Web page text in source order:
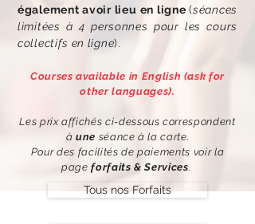
également avoir lieu en ligne(séances
limitées à 4 personnes pour les cours
collectifs en ligne).
Courses available in English (ask for
other languages).
Les prix affichés ci-dessous correspondent
à une séance à la carte.
Pour des facilités de paiements voir la
pageforfaits & Services.
Tous nos Forfaits